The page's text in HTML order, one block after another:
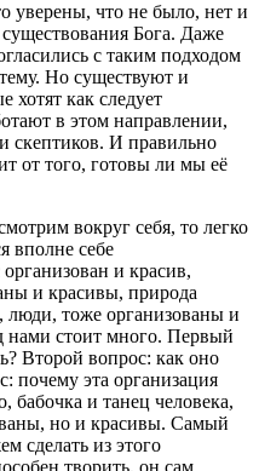
уверены, что не было, нет и
существования Бога. Даже
с таким подходом
Но существуют и
хотят как следует
в этом направлении,
скептиков. И правильно
от того, готовы ли мы её
вокруг себя, то легко
вполне себе
и красив,
и красивы, природа
люди, тоже организованы и
нами стоит много. Первый
Второй вопрос: как оно
почему эта организация
бабочка и танец человека,
но и красивы. Самый
сделать из этого